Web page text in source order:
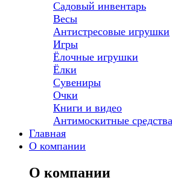
Садовый инвентарь
Весы
Антистресовые игрушки
Игры
Ёлочные игрушки
Ёлки
Сувениры
Очки
Книги и видео
Антимоскитные средства
Главная
О компании
О компании